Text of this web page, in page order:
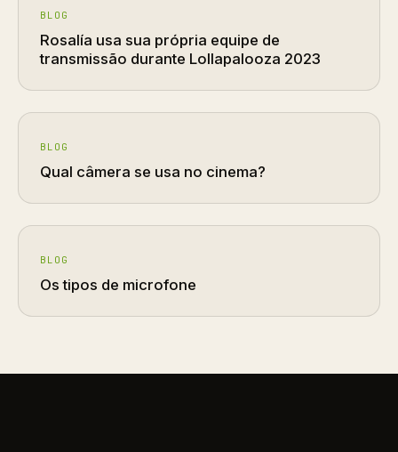
BLOG
Rosalía usa sua própria equipe de
transmissão durante Lollapalooza 2023
BLOG
Qual câmera se usa no cinema?
BLOG
Os tipos de microfone